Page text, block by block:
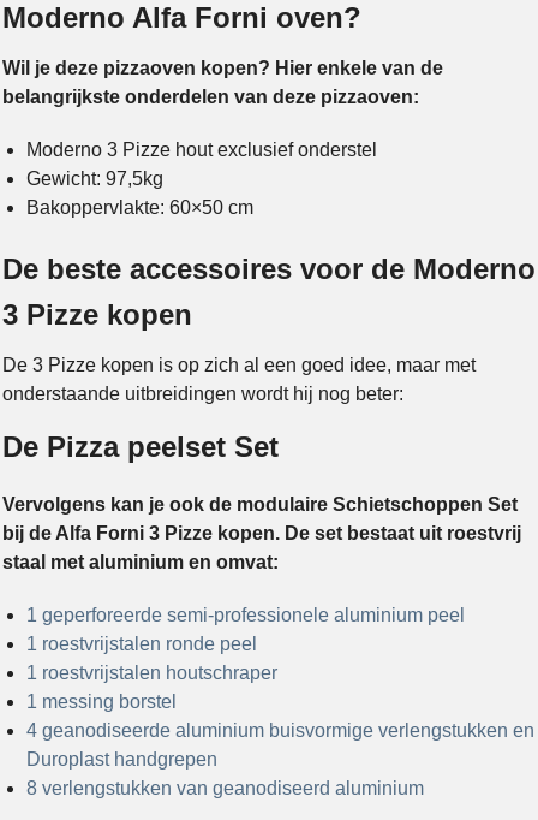
Moderno Alfa Forni oven?
Wil je deze pizzaoven kopen? Hier enkele van de
belangrijkste onderdelen van deze pizzaoven:
Moderno 3 Pizze hout exclusief onderstel
Gewicht: 97,5kg
Bakoppervlakte: 60×50 cm
De beste accessoires voor de Moderno
3 Pizze kopen
De 3 Pizze kopen is op zich al een goed idee, maar met
onderstaande uitbreidingen wordt hij nog beter:
De Pizza peelset Set
Vervolgens kan je ook de modulaire Schietschoppen Set
bij de Alfa Forni 3 Pizze kopen. De set bestaat uit roestvrij
staal met aluminium en omvat:
1 geperforeerde semi-professionele aluminium peel
1 roestvrijstalen ronde peel
1 roestvrijstalen houtschraper
1 messing borstel
4 geanodiseerde aluminium buisvormige verlengstukken en
Duroplast handgrepen
8 verlengstukken van geanodiseerd aluminium